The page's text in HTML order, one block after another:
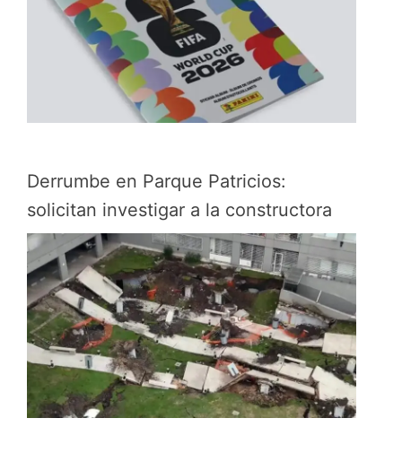
Derrumbe en Parque Patricios:
solicitan investigar a la constructora